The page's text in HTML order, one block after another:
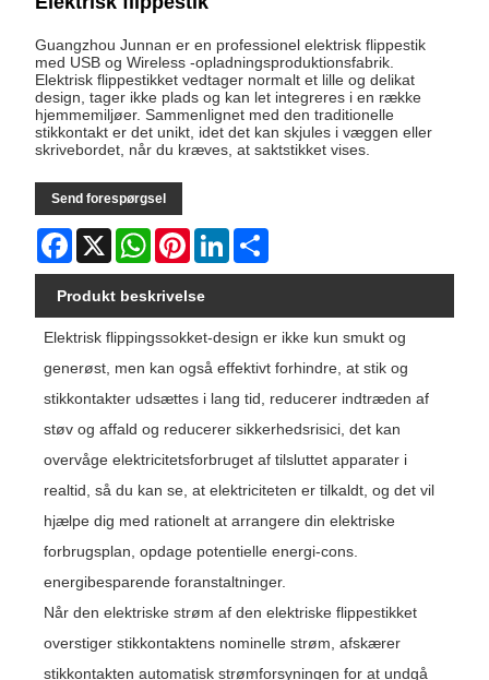
Guangzhou Junnan er en professionel elektrisk flippestik
med USB og Wireless -opladningsproduktionsfabrik.
Elektrisk flippestikket vedtager normalt et lille og delikat
design, tager ikke plads og kan let integreres i en række
hjemmemiljøer. Sammenlignet med den traditionelle
stikkontakt er det unikt, idet det kan skjules i væggen eller
skrivebordet, når du kræves, at saktstikket vises.
Send forespørgsel
Facebook
X WhatsAppPinterestLinkedIn
Produkt beskrivelse
Elektrisk flippingssokket-design er ikke kun smukt og
generøst, men kan også effektivt forhindre, at stik og
stikkontakter udsættes i lang tid, reducerer indtræden af ​​
støv og affald og reducerer sikkerhedsrisici, det kan
overvåge elektricitetsforbruget af tilsluttet apparater i
realtid, så du kan se, at elektriciteten er tilkaldt, og det vil
hjælpe dig med rationelt at arrangere din elektriske
forbrugsplan, opdage potentielle energi-cons.
energibesparende foranstaltninger.
Når den elektriske strøm af den elektriske flippestikket
overstiger stikkontaktens nominelle strøm, afskærer
stikkontakten automatisk strømforsyningen for at undgå